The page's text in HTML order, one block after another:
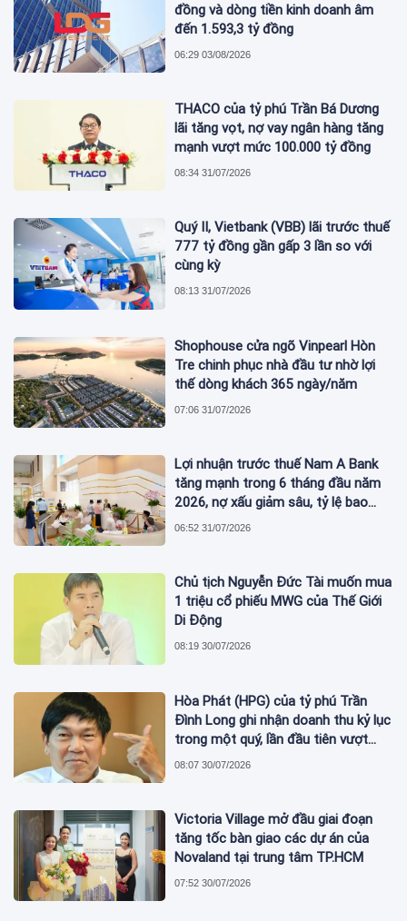
đồng và dòng tiền kinh doanh âm
đến 1.593,3 tỷ đồng
06:29 03/08/2026
THACO của tỷ phú Trần Bá Dương
lãi tăng vọt, nợ vay ngân hàng tăng
mạnh vượt mức 100.000 tỷ đồng
08:34 31/07/2026
Quý II, Vietbank (VBB) lãi trước thuế
777 tỷ đồng gần gấp 3 lần so với
cùng kỳ
08:13 31/07/2026
Shophouse cửa ngõ Vinpearl Hòn
Tre chinh phục nhà đầu tư nhờ lợi
thế dòng khách 365 ngày/năm
07:06 31/07/2026
Lợi nhuận trước thuế Nam A Bank
tăng mạnh trong 6 tháng đầu năm
2026, nợ xấu giảm sâu, tỷ lệ bao
phủ nợ xấu tăng vượt trội
06:52 31/07/2026
Chủ tịch Nguyễn Đức Tài muốn mua
1 triệu cổ phiếu MWG của Thế Giới
Di Động
08:19 30/07/2026
Hòa Phát (HPG) của tỷ phú Trần
Đình Long ghi nhận doanh thu kỷ lục
trong một quý, lần đầu tiên vượt
mức 2 tỷ USD
08:07 30/07/2026
Victoria Village mở đầu giai đoạn
tăng tốc bàn giao các dự án của
Novaland tại trung tâm TP.HCM
07:52 30/07/2026